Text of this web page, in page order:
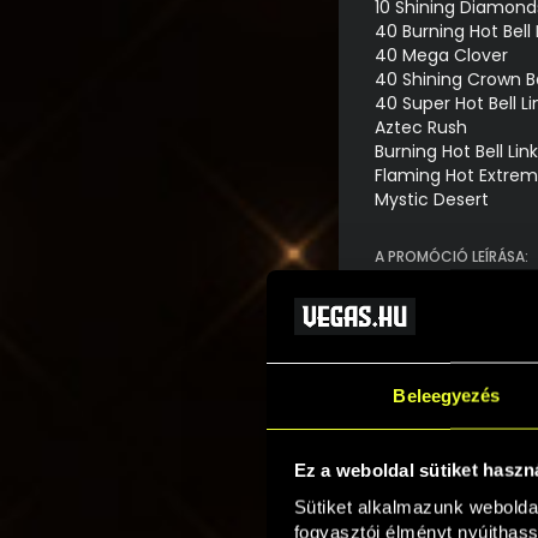
Beleegyezés
Ez a weboldal sütiket
Sütiket alkalmazunk
fogyasztói élményt
10 Shining
40 Burning Hot Bell
40 Mega Clover
40 Shining Crown
40 Super Hot Bell
Aztec Rush
Burning Hot Bell Link
Flaming Hot
Mystic Desert
A PROMÓCIÓ LEÍRÁSA:
A promóció során
kiválasztott
pontszámmal
az adott
PONTSZÁMÍTÁS: